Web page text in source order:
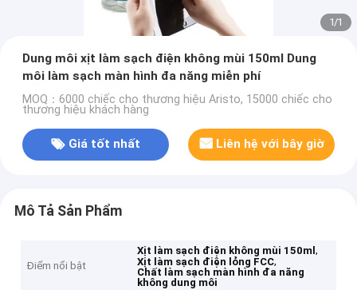
1/1
Dung môi xịt làm sạch điện không mùi 150ml Dung
môi làm sạch màn hình đa năng miễn phí
MOQ：6000 chiếc cho thương hiệu Aristo, 15000 chiếc cho
thương hiệu khách hàng
Giá tốt nhất Liên hệ với bây giờ
Mô Tả Sản Phẩm
Điểm nổi bật
Xịt làm sạch điện không mùi 150ml,
Xịt làm sạch điện lỏng FCC,
Chất làm sạch màn hình đa năng
không dung môi